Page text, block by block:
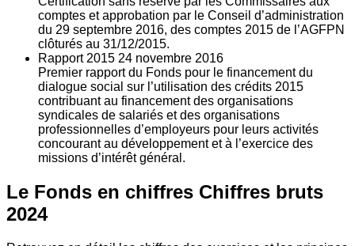
comptes et approbation par le Conseil d’administration
du 29 septembre 2016, des comptes 2015 de l’AGFPN
clôturés au 31/12/2015.
Rapport 2015 24 novembre 2016
Premier rapport du Fonds pour le financement du
dialogue social sur l’utilisation des crédits 2015
contribuant au financement des organisations
syndicales de salariés et des organisations
professionnelles d’employeurs pour leurs activités
concourant au développement et à l’exercice des
missions d’intérêt général.
Le Fonds en chiffres Chiffres bruts
2024